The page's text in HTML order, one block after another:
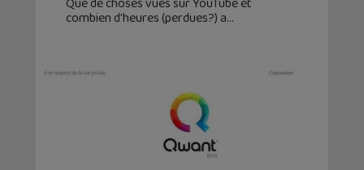
combien d'heures (perdues?) a